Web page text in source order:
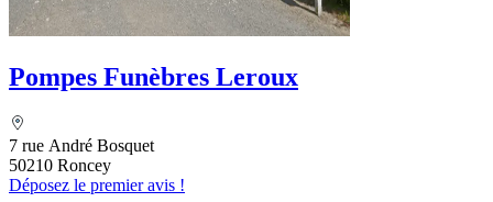
Pompes Funèbres Leroux
7 rue André Bosquet
50210 Roncey
Déposez le premier avis !